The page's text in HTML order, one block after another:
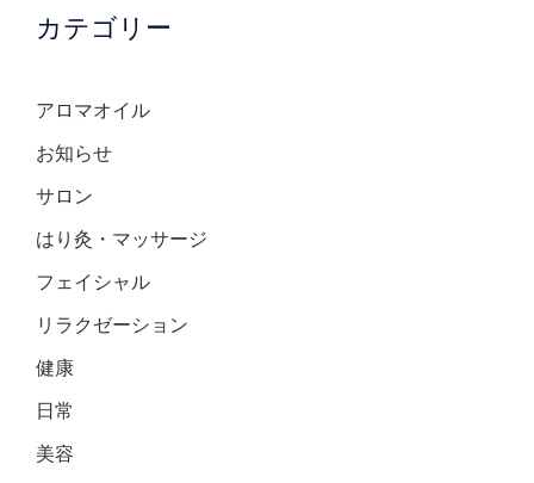
カテゴリー
アロマオイル
お知らせ
サロン
はり灸・マッサージ
フェイシャル
リラクゼーション
健康
日常
美容